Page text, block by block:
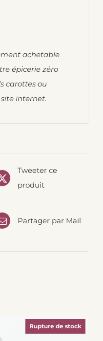
achetable
épicerie zéro
carottes ou
internet.
Tweeter ce
produit
Partager par Mail
Rupture de stock